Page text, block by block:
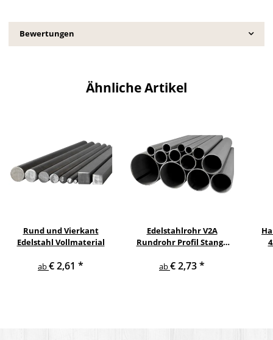
Bewertungen
Ähnliche Artikel
Rund und Vierkant
Edelstahl Vollmaterial
ab€ 2,61 *
Edelstahlrohr V2A
Rundrohr Profil Stange
Durchmessern
ab€ 2,73*